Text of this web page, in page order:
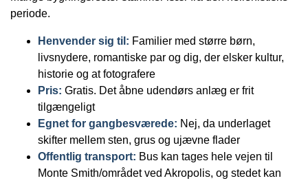
periode.
Henvender sig til: Familier med større børn,
livsnydere, romantiske par og dig, der elsker kultur,
historie og at fotografere
Pris: Gratis. Det åbne udendørs anlæg er frit
tilgængeligt
Egnet for gangbesværede: Nej, da underlaget
skifter mellem sten, grus og ujævne flader
Offentlig transport: Bus kan tages hele vejen til
Monte Smith/området ved Akropolis, og stedet kan